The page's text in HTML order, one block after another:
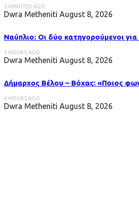
5 MINUTES AGO
Dwra Metheniti August 8, 2026
Ναύπλιο: Οι δύο κατηγορούμενοι
5 HOURS AGO
Dwra Metheniti August 8, 2026
Δήμαρχος Βέλου – Βόχας: «Ποιος
6 HOURS AGO
Dwra Metheniti August 8, 2026